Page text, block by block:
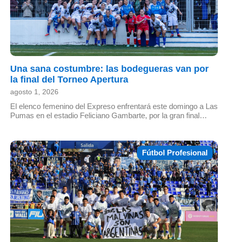
Una sana costumbre: las bodegueras van por
la final del Torneo Apertura
agosto 1, 2026
El elenco femenino del Expreso enfrentará este domingo a Las
Pumas en el estadio Feliciano Gambarte, por la gran final…
Fútbol Profesional